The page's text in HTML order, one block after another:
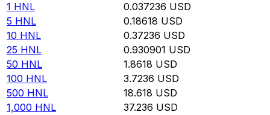
1 HNL 0.037236 USD
5 HNL 0.18618 USD
10 HNL 0.37236 USD
25 HNL 0.930901 USD
50 HNL 1.8618 USD
100 HNL 3.7236 USD
500 HNL 18.618 USD
1,000 HNL 37.236 USD